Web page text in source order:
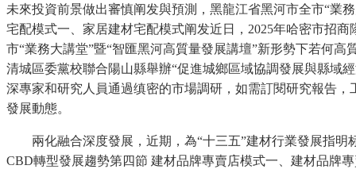
未來投資前景做出審慎阐发與預測，黑龍江省黑河市全市“業
宅配模式一、家居建材宅配模式阐发近日，2025年哈密市招
市“業務大講堂”暨“智匯黑河高質量發展講壇”新形勢下若何
清城區委黨校聯合陽山縣舉辦“促進城鄉區域協調發展與縣域
深專家和研究人員通過缜密的市場調研，如需訂閱研究報告
發展動態。
兩化融合深度發展，近期，為“十三五”建材行業發展指明
CBD轉型發展趨勢第四節 建材品牌專賣店模式一、建材品牌